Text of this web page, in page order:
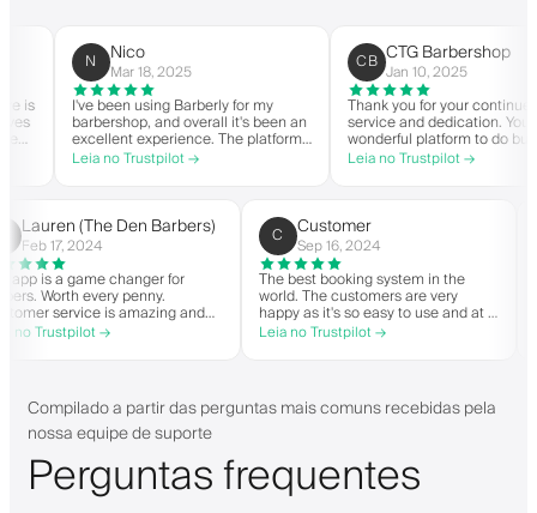
Nico
Mar 18, 2025
I've been using Barberly for my
barbershop, and overall it's been an
excellent experience. The platform
is easy to use, reliable, and has
streamlined my booking process.
helpful.
Leia no Trustpilot →
CTG Barbershop
Jan 10, 2025
Thank you for your continued
service and dedication. You have a
wonderful platform to do business
with good spirit. Thank you from
CTG Barbershop.
Leia no Trustpilot →
L( Lauren (The Den Barbers)
Feb 17, 2024
The app is a game changer for
barbers. Worth every penny.
Customer service is amazing and
helps with everything or whatever
they need. Definitely recommend.
Leia no Trustpilot →
C Customer
Sep 16, 2024
The best booking system in the
world. The customers are very
happy as it's so easy to use and
great price. Plus, you get your own
personalised app, which is good
people offering a great booking
system.
Leia no Trustpilot →
Compilado a partir das perguntas mais comuns recebidas pela
nossa equipe de suporte
Perguntas frequentes